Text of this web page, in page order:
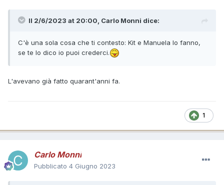
Il 2/6/2023 at 20:00, Carlo Monni dice:
C'è una sola cosa che ti contesto: Kit e Manuela lo fanno,
se te lo dico io puoi crederci.
L'avevano già fatto quarant'anni fa.
1
Carlo Monni
Pubblicato 4 Giugno 2023